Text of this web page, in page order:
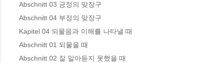
Abschnitt 03 긍정의 맞장구
Abschnitt 04 부정의 맞장구
Kapitel 04 되물음과 이해를 나타낼 때
Abschnitt 01 되물을 때
Abschnitt 02 잘 알아듣지 못했을 때